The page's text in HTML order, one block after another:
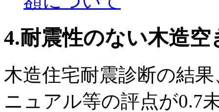
4.耐震性のない木造
木造住宅耐震診断の結
ニュアル等の評点が0.7